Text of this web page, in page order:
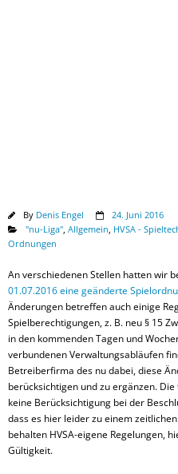
By Denis Engel
24. Juni 2016
"nu-Liga" Allgemein HVSA -
Ordnungen
An verschiedenen Stellen hatten wir
01.07.2016 eine geänderte
Änderungen betreffen auch einige
Spielberechtigungen, z. B. neu § 15
in den kommenden Tagen und
verbundenen Verwaltungsabläufen
Betreiberfirma des nu dabei, diese
berücksichtigen und zu ergänzen.
keine Berücksichtigung bei der
dass es hier leider zu einem
behalten HVSA-eigene Regelungen,
Gültigkeit.